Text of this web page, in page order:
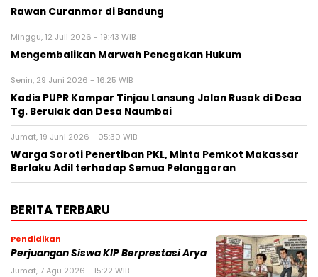
Rawan Curanmor di Bandung
Minggu, 12 Juli 2026 - 19:43 WIB
Mengembalikan Marwah Penegakan Hukum
Senin, 29 Juni 2026 - 16:25 WIB
Kadis PUPR Kampar Tinjau Lansung Jalan Rusak di Desa
Tg. Berulak dan Desa Naumbai
Jumat, 19 Juni 2026 - 05:30 WIB
Warga Soroti Penertiban PKL, Minta Pemkot Makassar
Berlaku Adil terhadap Semua Pelanggaran
BERITA TERBARU
Pendidikan
Perjuangan Siswa KIP Berprestasi Arya
Jumat, 7 Agu 2026 - 15:22 WIB